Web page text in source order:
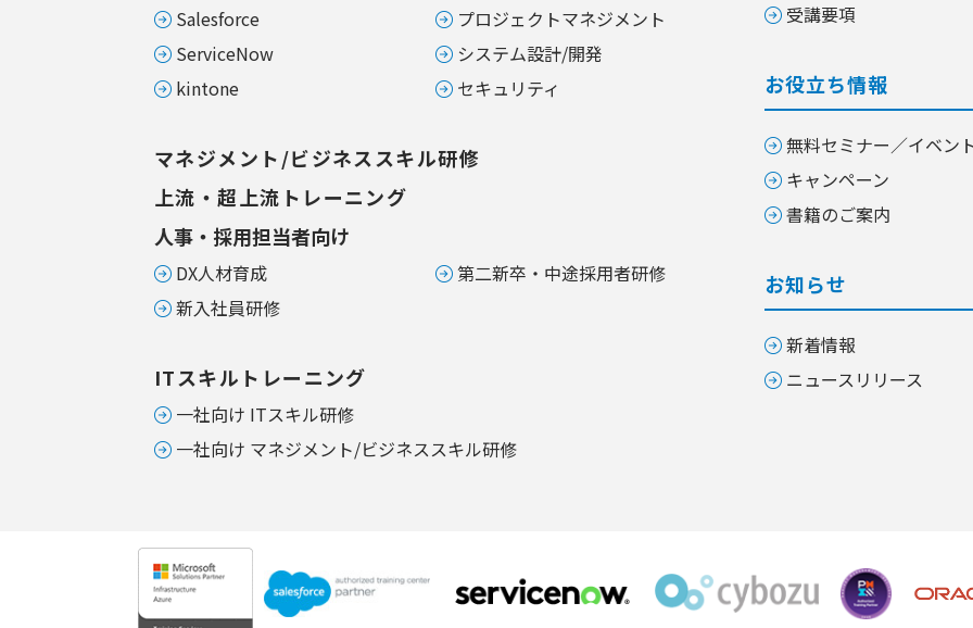
Salesforce
ServiceNow
kintone
プロジェクトマネジメント
システム設計/開発
セキュリティ
マネジメント/ビジネススキル研修
上流・超上流トレーニング
人事・採用担当者向け
DX人材育成
新入社員研修
第二新卒・中途採用者研修
ITスキルトレーニング
一社向け ITスキル研修
一社向け マネジメント/ビジネススキル研修
受講要項
お役立ち情報
無料セミナー／イベン
キャンペーン
書籍のご案内
お知らせ
新着情報
ニュースリリース